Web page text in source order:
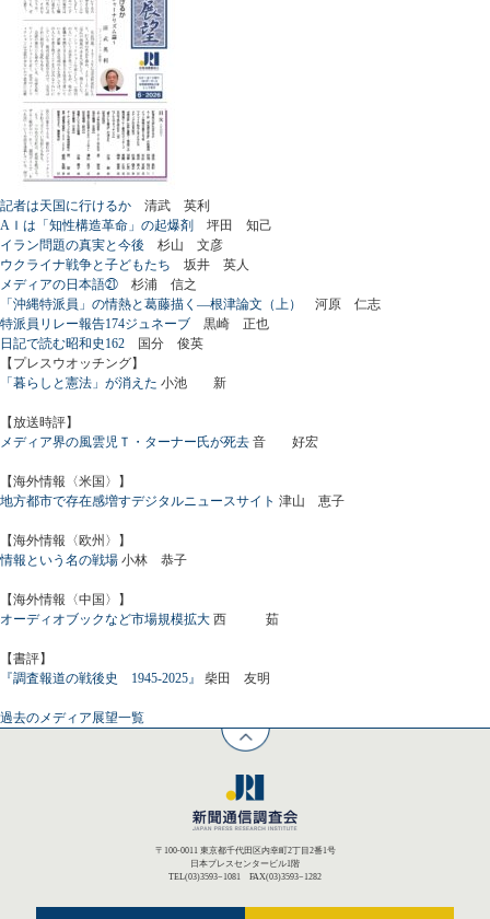
記者は天国に行けるか 清武 英利
AＩは「知性構造革命」の起爆剤 坪田 知己
イラン問題の真実と今後 杉山 文彦
ウクライナ戦争と子どもたち 坂井 英人
メディアの日本語㉑ 杉浦 信之
「沖縄特派員」の情熱と葛藤描く―根津論文（上）
河原 仁志
特派員リレー報告174ジュネーブ 黒崎 正也
日記で読む昭和史162 国分 俊英
【プレスウオッチング】
「暮らしと憲法」が消えた 小池 新
【放送時評】
メディア界の風雲児Ｔ・ターナー氏が死去 音 好宏
【海外情報〈米国〉】
地方都市で存在感増すデジタルニュースサイト 津山 恵子
【海外情報〈欧州〉】
情報という名の戦場 小林 恭子
【海外情報〈中国〉】
オーディオブックなど市場規模拡大 西 茹
【書評】
『調査報道の戦後史 1945-2025』
柴田 友明
過去のメディア展望一覧
〒100-0011 東京都千代田区内幸町2丁目2番1号
日本プレスセンタービル1階
TEL(03)3593−1081 FAX(03)3593−1282